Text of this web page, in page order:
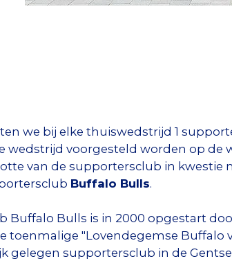
we bij elke thuiswedstrijd 1
wedstrijd voorgesteld worden op de
van de supportersclub in kwestie
Buffalo Bulls.
Buffalo Bulls is in 2000 opgestart
toenmalige "Lovendegemse Buffalo
gelegen supportersclub in de